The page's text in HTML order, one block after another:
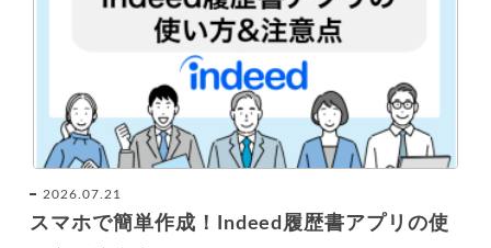
2026.07.21
スマホで簡単作成！Indeed履歴書アプリの使